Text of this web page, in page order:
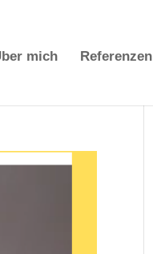
mich Referenzen